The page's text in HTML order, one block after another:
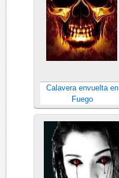
Calavera envuelta en
Fuego